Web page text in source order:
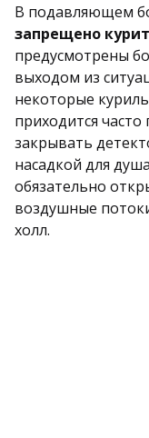
В подавляющем
запрещено
предусмотрены
выходом из
некоторые
приходится
закрывать
насадкой для
обязательно
воздушные
холл.